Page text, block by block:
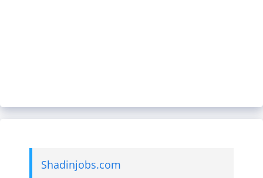
Shadinjobs.com